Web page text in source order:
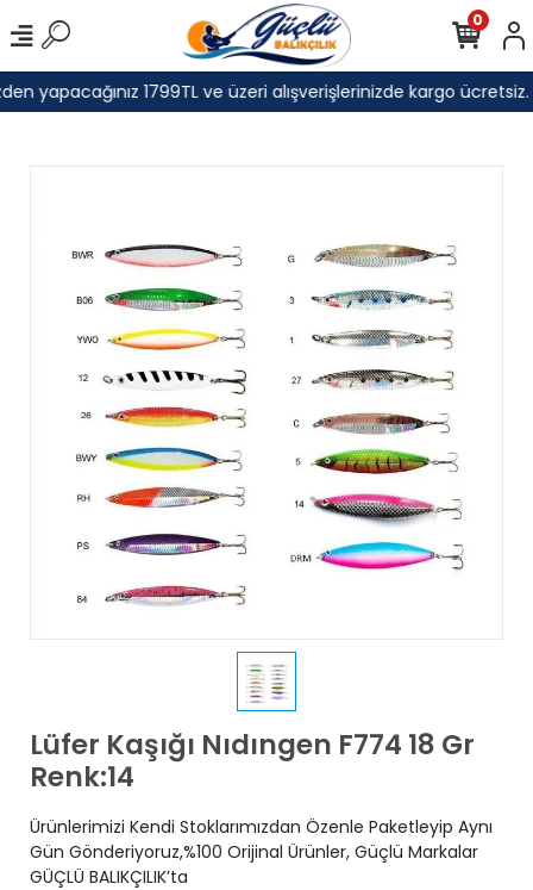
yapacağınız 1799TL ve üzeri alışverişlerinizde kargo ücretsiz.
0
Lüfer Kaşığı Nıdıngen F774 18 Gr
Renk:14
Ürünlerimizi Kendi Stoklarımızdan Özenle Paketleyip Aynı
Gün Gönderiyoruz,%100 Orijinal Ürünler, Güçlü Markalar
GÜÇLÜ BALIKÇILIK’ta